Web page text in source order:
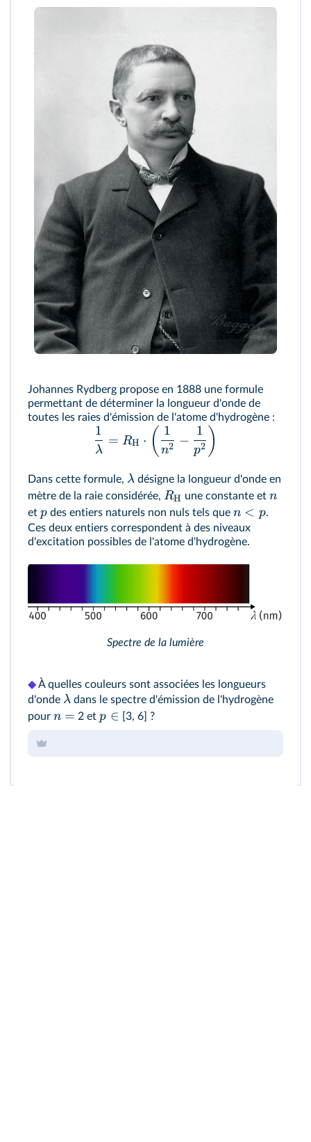
Johannes Rydberg propose en 1888 une formule
permettant de déterminer la longueur d'onde de
toutes les raies d'émission de l'atome d'hydrogène :
λ
1
= RH ⋅ ( n2
1
−
p2
1 )
Dans cette formule, λ désigne la longueur d'onde en
mètre de la raie considérée, RH une constante etn
et p des entiers naturels non nuls tels que n < p.
Ces deux entiers correspondent à des niveaux
d'excitation possibles de l'atome d'hydrogène.
Spectre de la lumière
◆À quelles couleurs sont associées les longueurs
d'onde λ dans le spectre d'émission de l'hydrogène
pour n = 2 etp ∈ [3, 6] ?